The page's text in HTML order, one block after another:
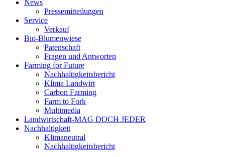
News
Pressemitteilungen
Service
Verkauf
Bio-Blumenwiese
Patenschaft
Fragen und Antworten
Farming for Future
Nachhaltigkeitsbericht
Klima Landwirt
Carbon Farming
Farm to Fork
Multimedia
Landwirtschaft-MAG DOCH JEDER
Nachhaltigkeit
Klimaneutral
Nachhaltigkeitsbericht